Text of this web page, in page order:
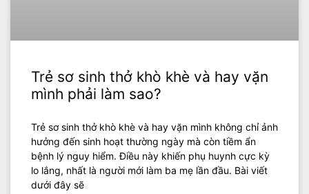
Trẻ sơ sinh thở khò khè và hay vặn
mình phải làm sao?
Trẻ sơ sinh thở khò khè và hay vặn mình không chỉ ảnh
hưởng đến sinh hoạt thường ngày mà còn tiềm ẩn
bệnh lý nguy hiểm. Điều này khiến phụ huynh cực kỳ
lo lắng, nhất là người mới làm ba mẹ lần đầu. Bài viết
dưới đây sẽ